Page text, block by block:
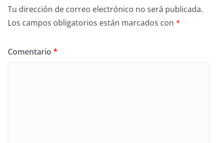
Tu dirección de correo electrónico no será publicada.
Los campos obligatorios están marcados con *
Comentario *